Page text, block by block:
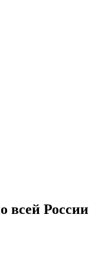
всей России